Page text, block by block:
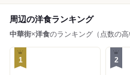
周辺の洋食ランキング
中華街×洋食のランキング（点数の高
1 2